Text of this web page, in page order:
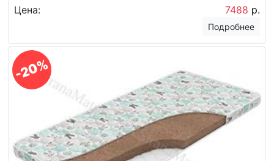
Цена: 7488 р.
Подробнее
-20%